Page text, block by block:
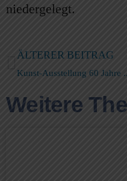
niedergelegt.
ÄLTERER BEITRAG
Kunst-
Weitere